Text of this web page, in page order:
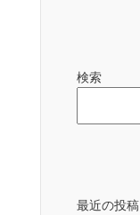
検索
最近の投稿